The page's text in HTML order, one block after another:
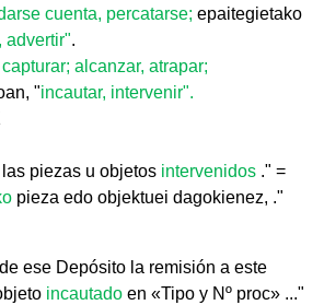
cuenta, percatarse; epaitegietako
advertir".
alcanzar, atrapar;
"incautar, intervenir".
piezas u objetos intervenidos ." =
pieza edo objektuei dagokienez, ."
ese Depósito la remisión a este
incautado en «Tipo y Nº proc» ..."